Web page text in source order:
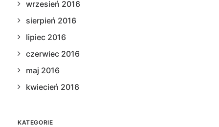
wrzesień 2016
sierpień 2016
lipiec 2016
czerwiec 2016
maj 2016
kwiecień 2016
KATEGORIE